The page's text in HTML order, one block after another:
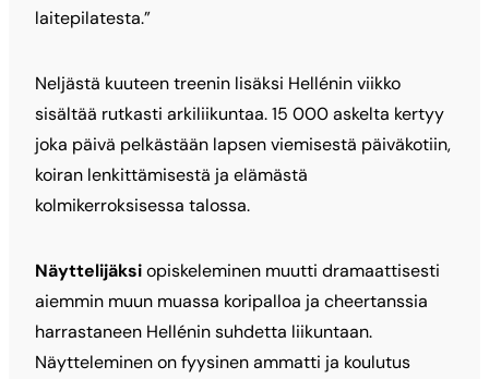
laitepilatesta.”
Neljästä kuuteen treenin lisäksi Hellénin viikko
sisältää rutkasti arkiliikuntaa. 15 000 askelta kertyy
joka päivä pelkästään lapsen viemisestä päiväkotiin,
koiran lenkittämisestä ja elämästä
kolmikerroksisessa talossa.
Näyttelijäksiopiskeleminen muutti dramaattisesti
aiemmin muun muassa koripalloa ja cheertanssia
harrastaneen Hellénin suhdetta liikuntaan.
Näytteleminen on fyysinen ammatti ja koulutus